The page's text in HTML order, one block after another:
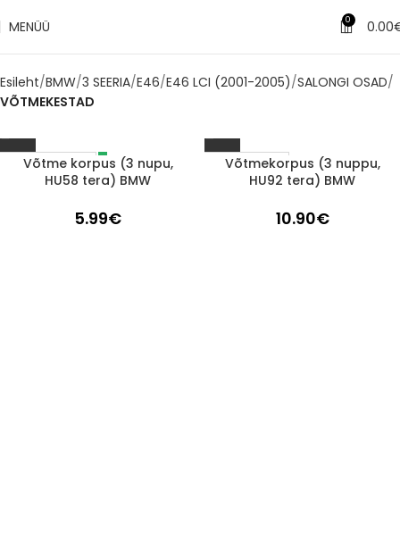
MENÜÜ 0 0.00
Esileht BMW 3 SEERIA E46 E46 LCI (2001-2005) SALONGI OSAD
VÕTMEKESTAD
LÄBIMÜÜDUD
Võtme korpus (3 nupu,
HU58 tera) BMW
5.99€
1-3 D.D.
Võtmekorpus (3 nuppu,
HU92 tera) BMW
10.90€